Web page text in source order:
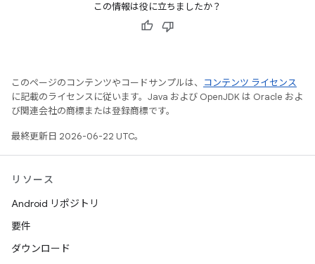
この情報は役に立ちましたか？
このページのコンテンツやコードサンプルは、
コンテンツ ライセンス
に記載のライセンスに従います。Java および OpenJDK は Oracle およ
び関連会社の商標または登録商標です。
最終更新日 2026-06-22 UTC。
リソース
Android リポジトリ
要件
ダウンロード